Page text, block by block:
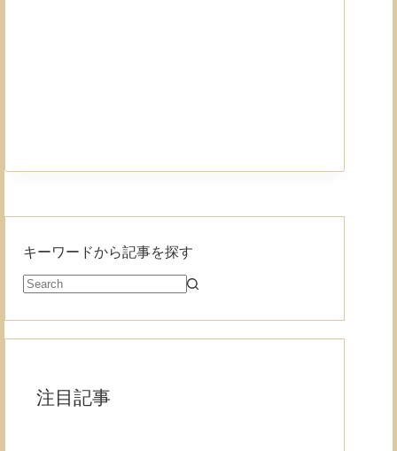
キーワードから記事を探す
注目記事